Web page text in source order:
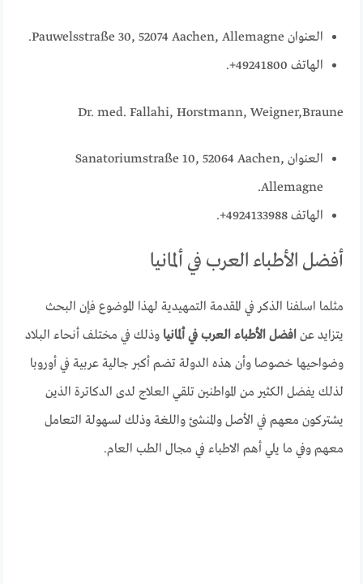
العنوان Pauwelsstraße 30, 52074 Aachen, Allemagne.
الهاتف 49241800+.
Dr. med. Fallahi, Horstmann, Weigner,Braune
العنوان Sanatoriumstraße 10, 52064 Aachen,
Allemagne.
الهاتف 4924133988+.
أفضل الأطباء العرب في ألمانيا
مثلما اسلفنا الذكر في المقدمة التمهيدية لهذا الموضوع فإن البحث
يتزايد عنافضل الأطباء العرب في ألمانيا وذلك في مختلف أنحاء البلاد
وضواحيها خصوصا وأن هذه الدولة تضم أكبر جالية عربية في أوروبا
لذلك يفضل الكثير من المواطنين تلقي العلاج لدى الدكاترة الذين
يشتركون معهم في الأصل والمنشئ واللغة وذلك لسهولة التعامل
معهم وفي ما يلي أهم الاطباء في مجال الطب العام.